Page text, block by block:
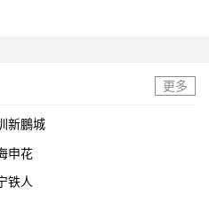
更多
新鵬城
申花
铁人